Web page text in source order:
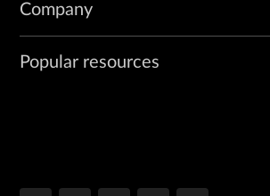
Company
Popular resources